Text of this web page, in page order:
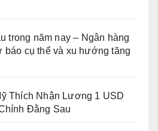
trong năm nay – Ngân hàng
báo cụ thể và xu hướng tăng
Thích Nhận Lương 1 USD
Đằng Sau